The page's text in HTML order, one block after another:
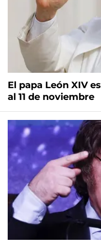
El papa León XIV
al 11 de noviembre